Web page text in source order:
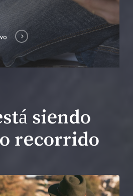
siendo
recorrido